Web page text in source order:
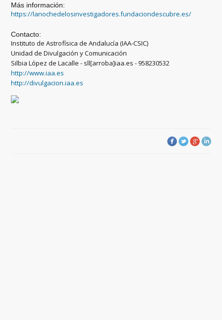
Más información:
https://lanochedelosinvestigadores.fundaciondescubre.es/
Contacto:
Instituto de Astrofísica de Andalucía (IAA-CSIC)
Unidad de Divulgación y Comunicación
Silbia López de Lacalle - sll[arroba]iaa.es - 958230532
http://www.iaa.es
http://divulgacion.iaa.es